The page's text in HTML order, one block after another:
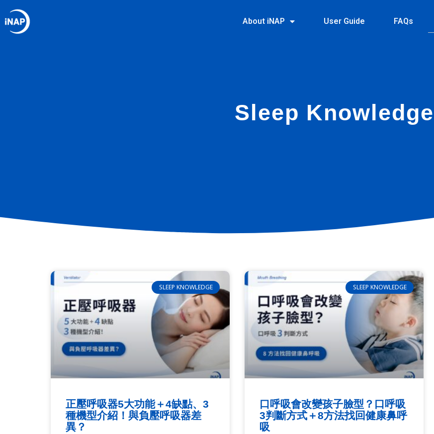
About iNAP User Guide FAQs
Sleep Knowledge
SLEEP KNOWLEDGE
正壓呼吸器5大功能＋4缺點、3
種機型介紹！與負壓呼吸器差
異？
SLEEP KNOWLEDGE
口呼吸會改變孩子臉型？口呼吸
3判斷方式＋8方法找回健康鼻呼
吸